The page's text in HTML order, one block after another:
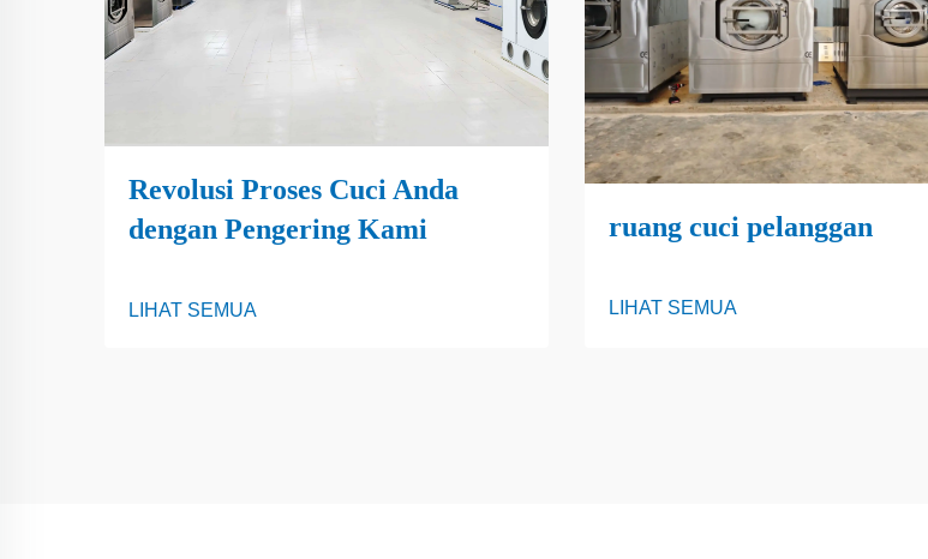
Revolusi Proses Cuci Anda
dengan Pengering Kami
LIHAT SEMUA
ruang cuci pelanggan
LIHAT SEMUA